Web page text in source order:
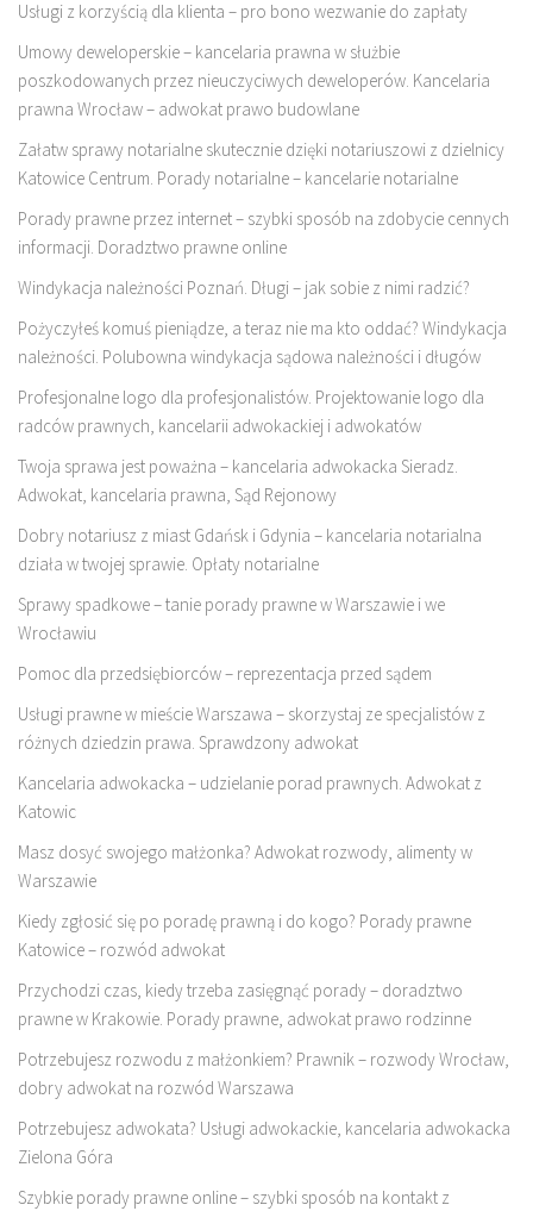
Usługi z korzyścią dla klienta – pro bono wezwanie do zapłaty
Umowy deweloperskie – kancelaria prawna w służbie
poszkodowanych przez nieuczyciwych deweloperów. Kancelaria
prawna Wrocław – adwokat prawo budowlane
Załatw sprawy notarialne skutecznie dzięki notariuszowi z dzielnicy
Katowice Centrum. Porady notarialne – kancelarie notarialne
Porady prawne przez internet – szybki sposób na zdobycie cennych
informacji. Doradztwo prawne online
Windykacja należności Poznań. Długi – jak sobie z nimi radzić?
Pożyczyłeś komuś pieniądze, a teraz nie ma kto oddać? Windykacja
należności. Polubowna windykacja sądowa należności i długów
Profesjonalne logo dla profesjonalistów. Projektowanie logo dla
radców prawnych, kancelarii adwokackiej i adwokatów
Twoja sprawa jest poważna – kancelaria adwokacka Sieradz.
Adwokat, kancelaria prawna, Sąd Rejonowy
Dobry notariusz z miast Gdańsk i Gdynia – kancelaria notarialna
działa w twojej sprawie. Opłaty notarialne
Sprawy spadkowe – tanie porady prawne w Warszawie i we
Wrocławiu
Pomoc dla przedsiębiorców – reprezentacja przed sądem
Usługi prawne w mieście Warszawa – skorzystaj ze specjalistów z
różnych dziedzin prawa. Sprawdzony adwokat
Kancelaria adwokacka – udzielanie porad prawnych. Adwokat z
Katowic
Masz dosyć swojego małżonka? Adwokat rozwody, alimenty w
Warszawie
Kiedy zgłosić się po poradę prawną i do kogo? Porady prawne
Katowice – rozwód adwokat
Przychodzi czas, kiedy trzeba zasięgnąć porady – doradztwo
prawne w Krakowie. Porady prawne, adwokat prawo rodzinne
Potrzebujesz rozwodu z małżonkiem? Prawnik – rozwody Wrocław,
dobry adwokat na rozwód Warszawa
Potrzebujesz adwokata? Usługi adwokackie, kancelaria adwokacka
Zielona Góra
Szybkie porady prawne online – szybki sposób na kontakt z